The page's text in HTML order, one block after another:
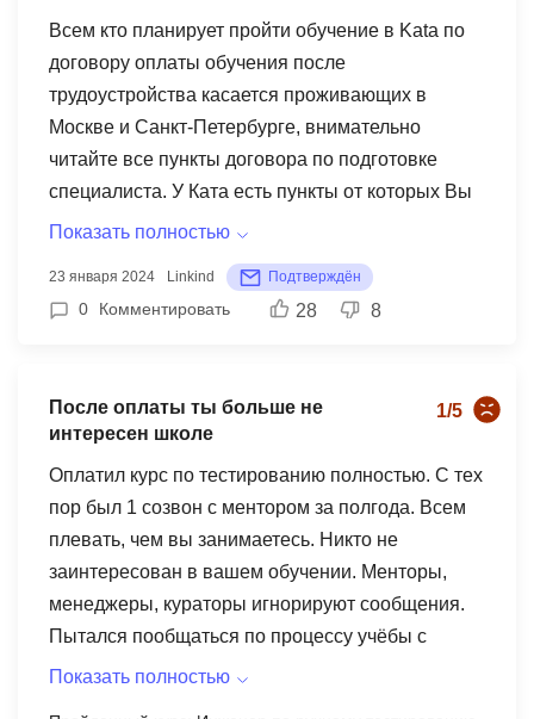
Всем кто планирует пройти обучение в Kata по
договору оплаты обучения после
трудоустройства касается проживающих в
Москве и Санкт-Петербурге, внимательно
читайте все пункты договора по подготовке
специалиста. У Ката есть пункты от которых Вы
можете в момент стать вечным рабом школы,
или рассрочку, чем связываться с договорами
оплаты после трудоустройства, договор
если не хочу - штраф 300К, не ваше - штраф
300К платить придется, изменить вы ничего не
сможете, по крайней мере на сколько я знаю,
они не гарантируют ничего, берут вас в обороты.
Не скажу что тут супер обучение, темы как и
везде по тестированию, нет какой то
невероятной учебы, за которую стоит держатся,
ментор стандартно объясняет. Ката - это не
самое лучшее образование, это коротко, в
Показать полностью
23 января 2024 Linkind Подтверждён
0 Комментировать 28 8
После оплаты ты больше не
интересен школе
1/5
Оплатил курс по тестированию полностью. С тех
пор был 1 созвон с ментором за полгода. Всем
плевать, чем вы занимаетесь. Никто не
заинтересован в вашем обучении. Менторы,
менеджеры, кураторы игнорируют сообщения.
Пытался пообщаться по процессу учёбы с
куратором. Выслушали моё негодование, мои
Показать полностью